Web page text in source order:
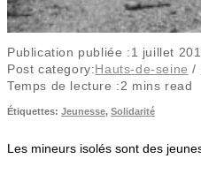
Publication publiée :1 juillet
Post category:Hauts-de-seine /
Temps de lecture :2 mins read
Étiquettes: Jeunesse, Solidarité
Les mineurs isolés sont des